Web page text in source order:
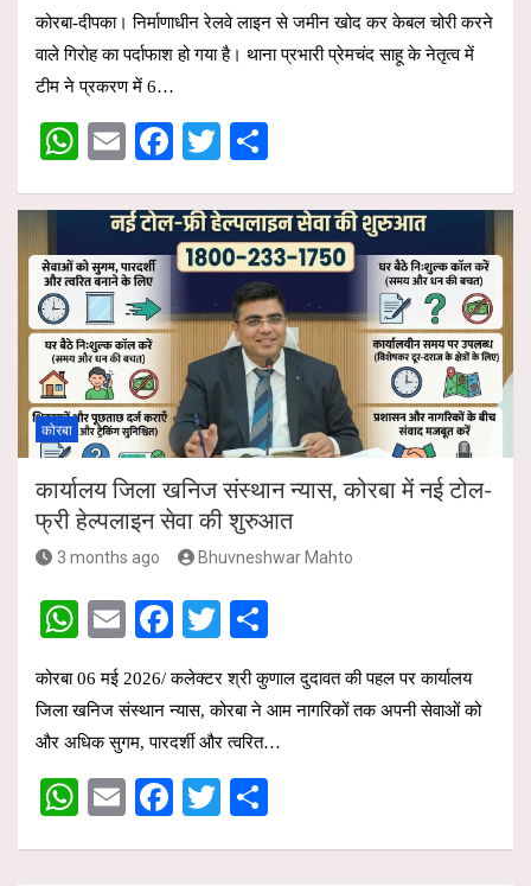
at
s
A
p
p
ail ce
b
o
o
k
tt
er
ar
कोरबा-दीपका। निर्माणाधीन रेलवे लाइन से जमीन खोद कर केबल चोरी करने
वाले गिरोह का पर्दाफाश हो गया है। थाना प्रभारी प्रेमचंद साहू के नेतृत्व में
टीम ने प्रकरण में 6…
W
at
s
A
p
p
E
ail
F
ce
b
o
k
T
tt
er
ar
e
कोरबा
कार्यालय जिला खनिज संस्थान न्यास, कोरबा में नई टोल-
फ्री हेल्पलाइन सेवा की शुरुआत
3 months ago Bhuvneshwar Mahto
W
at
s
A
p
p
E
ail
F
a
ce
b
o
o
k
T
wi
tt
er
ar
कोरबा 06 मई 2026/ कलेक्टर श्री कुणाल दुदावत की पहल पर कार्यालय
जिला खनिज संस्थान न्यास, कोरबा ने आम नागरिकों तक अपनी सेवाओं को
और अधिक सुगम, पारदर्शी और त्वरित…
W E
F
T